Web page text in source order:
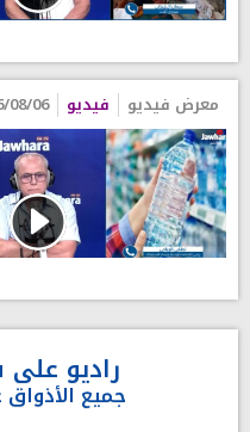
معرض فيديو فيديو 06 09:36
راديو على
جميع